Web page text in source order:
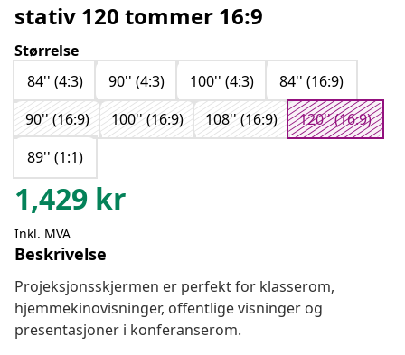
stativ 120 tommer 16:9
Størrelse
84'' (4:3)
90'' (4:3) 100'' (4:3)
84'' (16:9)
90'' (16:9)
100'' (16:9) 108'' (16:9)
120'' (16:9)
89'' (1:1)
1,429 kr
Inkl. MVA
Beskrivelse
Projeksjonsskjermen er perfekt for klasserom,
hjemmekinovisninger, offentlige visninger og
presentasjoner i konferanserom.